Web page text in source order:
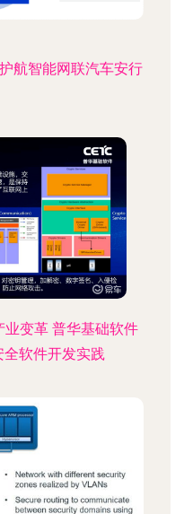
航智能网联汽车安行
业变革 普华基础软件
软件开发实践